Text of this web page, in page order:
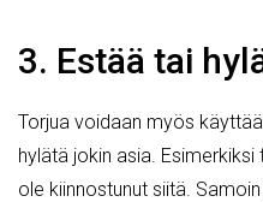
3. Estää tai
Torjua voidaan myös
hylätä jokin asia.
ole kiinnostunut siitä.